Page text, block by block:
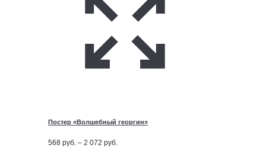
Постер «Волшебный георгин»
568 руб. – 2 072 руб.